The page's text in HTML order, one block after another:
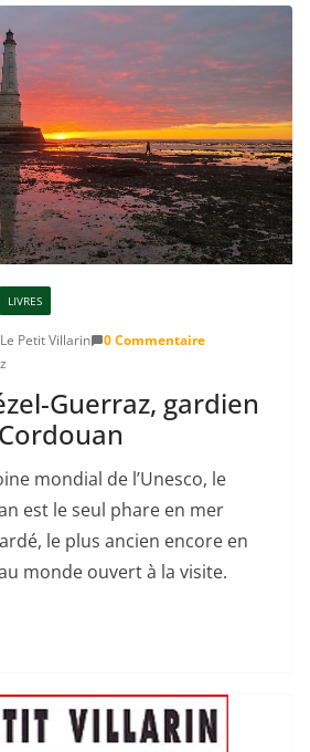
LIVRES
Le Petit Villarin
0 Commentaire
Guerraz, gardien
mondial de l’Unesco, le
est le seul phare en mer
le plus ancien encore en
monde ouvert à la visite.